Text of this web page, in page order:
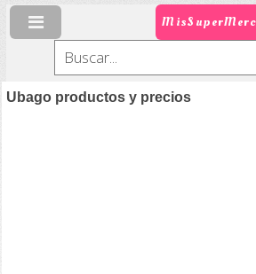
Ubago productos y precios